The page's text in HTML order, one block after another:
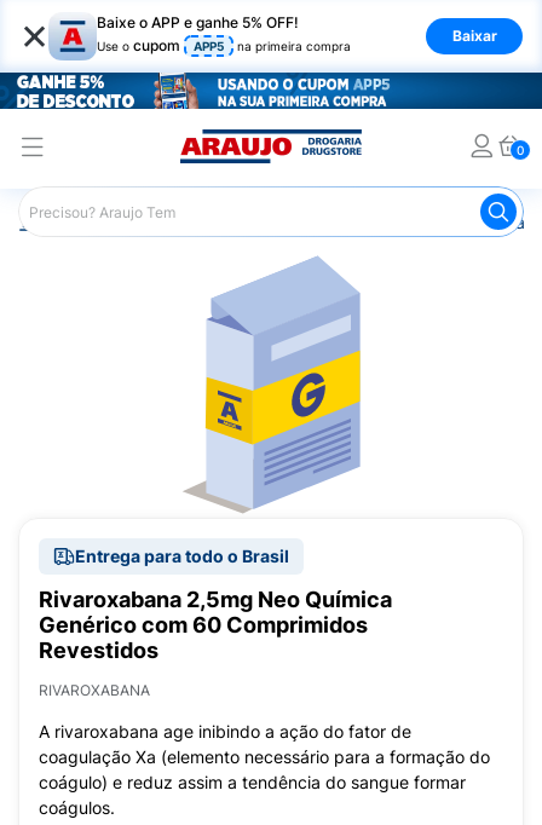
× Baixe o APP e ganhe 5% OFF!
Use o cupom APP5 na primeira compra
Baixar
0
Araujo Medicamentos Remédio para o Sistema
Entrega para todo o Brasil
Rivaroxabana 2,5mg Neo Química
Genérico com 60 Comprimidos
Revestidos
RIVAROXABANA
A rivaroxabana age inibindo a ação do fator de
coagulação Xa (elemento necessário para a formação do
coágulo) e reduz assim a tendência do sangue formar
coágulos.